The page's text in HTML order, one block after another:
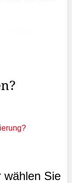
wählen Sie